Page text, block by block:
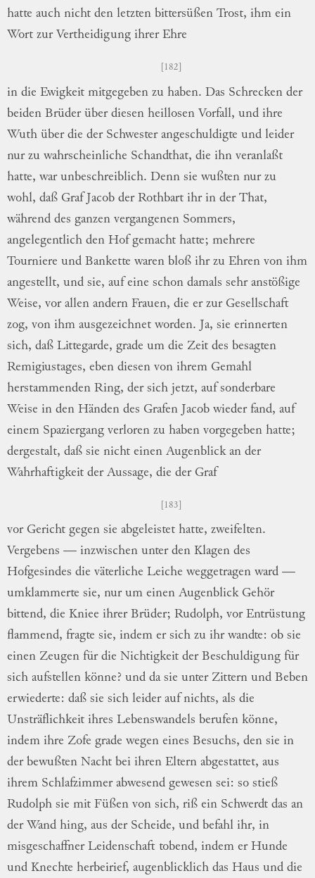
hatte auch nicht den letzten bittersüßen Trost, ihm ein
Wort zur Vertheidigung ihrer Ehre
182
in die Ewigkeit mitgegeben zu haben. Das Schrecken der
beiden Brüder über diesen heillosen Vorfall, und ihre
Wuth über die der Schwester angeschuldigte und leider
nur zu wahrscheinliche Schandthat, die ihn veranlaßt
hatte, war unbeschreiblich. Denn sie wußten nur zu
wohl, daß Graf Jacob der Rothbart ihr in der That,
während des ganzen vergangenen Sommers,
angelegentlich den Hof gemacht hatte; mehrere
Tourniere und Bankette waren bloß ihr zu Ehren von ihm
angestellt, und sie, auf eine schon damals sehr anstößige
Weise, vor allen andern Frauen, die er zur Gesellschaft
zog, von ihm ausgezeichnet worden. Ja, sie erinnerten
sich, daß Littegarde, grade um die Zeit des besagten
Remigiustages, eben diesen von ihrem Gemahl
herstammenden Ring, der sich jetzt, auf sonderbare
Weise in den Händen des Grafen Jacob wieder fand, auf
einem Spaziergang verloren zu haben vorgegeben hatte;
dergestalt, daß sie nicht einen Augenblick an der
Wahrhaftigkeit der Aussage, die der Graf
183
vor Gericht gegen sie abgeleistet hatte, zweifelten.
Vergebens — inzwischen unter den Klagen des
Hofgesindes die väterliche Leiche weggetragen ward —
umklammerte sie, nur um einen Augenblick Gehör
bittend, die Kniee ihrer Brüder; Rudolph, vor Entrüstung
flammend, fragte sie, indem er sich zu ihr wandte: ob sie
einen Zeugen für die Nichtigkeit der Beschuldigung für
sich aufstellen könne? und da sie unter Zittern und Beben
erwiederte: daß sie sich leider auf nichts, als die
Unsträflichkeit ihres Lebenswandels berufen könne,
indem ihre Zofe grade wegen eines Besuchs, den sie in
der bewußten Nacht bei ihren Eltern abgestattet, aus
ihrem Schlafzimmer abwesend gewesen sei: so stieß
Rudolph sie mit Füßen von sich, riß ein Schwerdt das an
der Wand hing, aus der Scheide, und befahl ihr, in
misgeschaffner Leidenschaft tobend, indem er Hunde
und Knechte herbeirief, augenblicklich das Haus und die